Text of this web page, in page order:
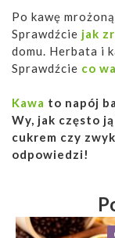
Po kawę
Sprawdźcie jak
domu. Herbata i
Sprawdźcie co
Kawa to napój
Wy, jak często
cukrem czy
odpowiedzi!
Dodaj